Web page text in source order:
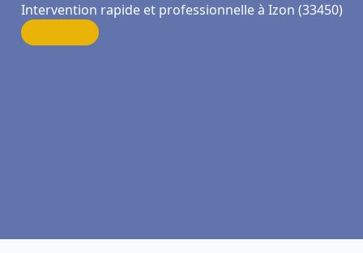
Intervention rapide et professionnelle à Izon (33450)